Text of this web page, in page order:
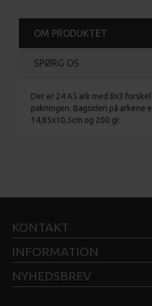
OM PRODUKTET
SPØRG OS
Der er 24 A5 ark med 8x3
pakningen. Bagsiden på arkene
14,85x10,5cm og 200 gr.
KONTAKT
INFORMATION
NYHEDSBREV